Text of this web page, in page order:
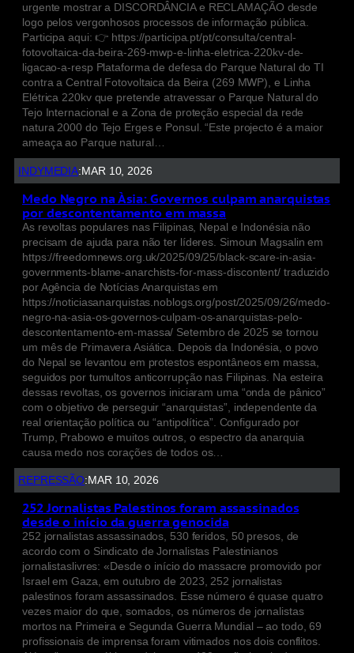
urgente mostrar a DISCORDÂNCIA e RECLAMAÇÃO desde
logo pelos vergonhosos processos de informação pública.
Participa aqui: 👉 https://participa.pt/pt/consulta/central-
fotovoltaica-da-beira-269-mwp-e-linha-eletrica-220kv-de-
ligacao-a-resp Plataforma de defesa do Parque Natural do TI
contra a Central Fotovoltaica da Beira (269 MWP), e Linha
Elétrica 220kv que pretende atravessar o Parque Natural do
Tejo Internacional e a Zona de proteção especial da rede
natura 2000 do Tejo Erges e Ponsul. “Este projecto é a maior
ameaça ao Parque natural…
INDYMEDIA:MAR 10, 2026
Medo Negro na Àsia: Governos culpam anarquistas
por descontentamento em massa
As revoltas populares nas Filipinas, Nepal e Indonésia não
precisam de ajuda para não ter líderes. Simoun Magsalin em
https://freedomnews.org.uk/2025/09/25/black-scare-in-asia-
governments-blame-anarchists-for-mass-discontent/ traduzido
por Agência de Notícias Anarquistas em
https://noticiasanarquistas.noblogs.org/post/2025/09/26/medo-
negro-na-asia-os-governos-culpam-os-anarquistas-pelo-
descontentamento-em-massa/ Setembro de 2025 se tornou
um mês de Primavera Asiática. Depois da Indonésia, o povo
do Nepal se levantou em protestos espontâneos em massa,
seguidos por tumultos anticorrupção nas Filipinas. Na esteira
dessas revoltas, os governos iniciaram uma “onda de pânico”
com o objetivo de perseguir “anarquistas”, independente da
real orientação política ou “antipolítica”. Configurado por
Trump, Prabowo e muitos outros, o espectro da anarquia
causa medo nos corações de todos os…
REPRESSÃO: MAR 10, 2026
252 Jornalistas Palestinos foram assassinados
desde o início da guerra genocida
252 jornalistas assassinados, 530 feridos, 50 presos, de
acordo com o Sindicato de Jornalistas Palestinianos
jornalistaslivres: «Desde o início do massacre promovido por
Israel em Gaza, em outubro de 2023, 252 jornalistas
palestinos foram assassinados. Esse número é quase quatro
vezes maior do que, somados, os números de jornalistas
mortos na Primeira e Segunda Guerra Mundial – ao todo, 69
profissionais de imprensa foram vitimados nos dois conflitos.